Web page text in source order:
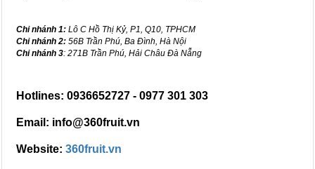
Chi nhánh 1: Lô C Hồ Thị Kỷ, P1, Q10, TPHCM
Chi nhánh 2: 56B Trần Phú, Ba Đình, Hà Nội
Chi nhánh 3: 271B Trần Phú, Hải Châu Đà Nẵng
Hotlines: 0936652727 - 0977 301 303
Email: info@360fruit.vn
Website: 360fruit.vn